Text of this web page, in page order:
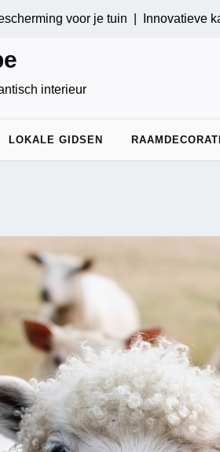
je tuin |Innovatieve kaki tinten:
interieur
LOKALE GIDSEN